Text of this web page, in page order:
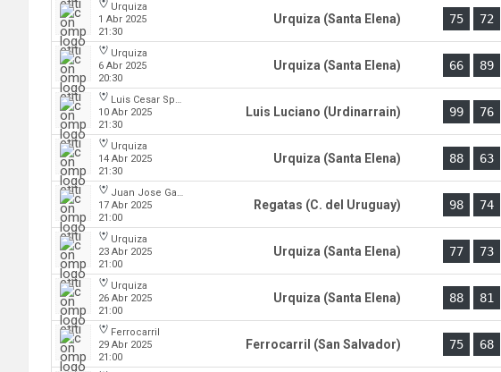
Urquiza
1 Abr 2025
21:30
Urquiza (Santa Elena) 75 72
Urquiza
6 Abr 2025
20:30
Urquiza (Santa Elena) 66 89
Luis Cesar Spiazzi
10 Abr 2025
21:30
Luis Luciano (Urdinarrain) 99 76
Urquiza
14 Abr 2025
21:30
Urquiza (Santa Elena) 88 63
Juan Jose Garro
17 Abr 2025
21:00
Regatas (C. del Uruguay) 98 74
Urquiza
23 Abr 2025
21:00
Urquiza (Santa Elena) 77 73
Urquiza
26 Abr 2025
21:00
Urquiza (Santa Elena) 88 81
Ferrocarril
29 Abr 2025
21:00
Ferrocarril (San Salvador) 75 68